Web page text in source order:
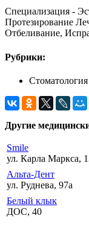
Специализация -
Протезирование
Отбеливание,
Рубрики:
Стоматология
Другие
Smile
ул. Карла Маркса,
Альта-Дент
ул. Руднева, 97а
Белый клык
ДОС, 40